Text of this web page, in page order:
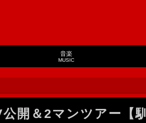
音楽
MUSIC
開＆2マンツアー【馴